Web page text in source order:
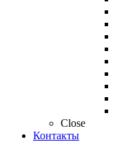
Close
Контакты